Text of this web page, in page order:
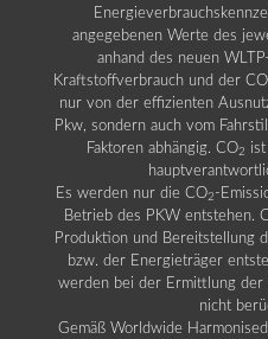
angegebenen Werte des
anhand des neuen
Kraftstoffverbrauch und der CO
nur von der effizienten
Pkw, sondern auch vom
Faktoren abhängig. CO2
Es werden nur die CO2 -
Betrieb des PKW entstehen.
Produktion und Bereitstellung
bzw. der Energieträger
werden bei der Ermittlung der
nicht
Gemäß Worldwide